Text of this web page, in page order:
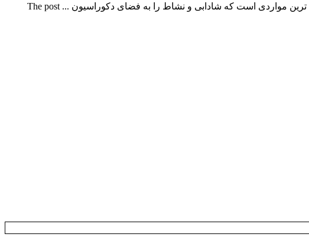
تکنیک های تغییر دکوراسیون منزل با هزینه کمتکنیک های تغییر دکوراسیون منزل با هزینه کم تغییر دکوراسیون یکی از لذت بخش ترین مواردی است که شادابی و نشاط را به فضای دکوراسیون ... The post